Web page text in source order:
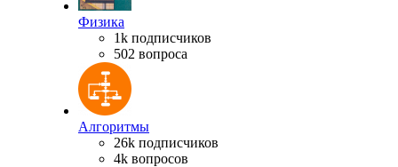
Физика
1k подписчиков
502 вопроса
Алгоритмы
26k подписчиков
4k вопросов